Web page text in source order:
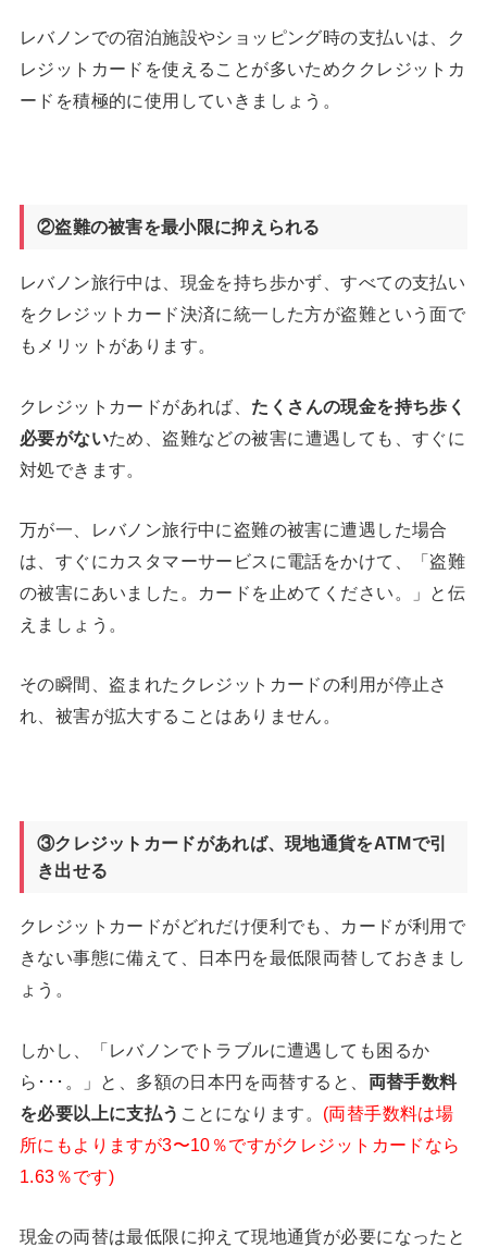
レバノンでの宿泊施設やショッピング時の支払いは、ク
レジットカードを使えることが多いためククレジットカ
ードを積極的に使用していきましょう。
②盗難の被害を最小限に抑えられる
レバノン旅行中は、現金を持ち歩かず、すべての支払い
をクレジットカード決済に統一した方が盗難という面で
もメリットがあります。
クレジットカードがあれば、 たくさんの現金を持ち歩く
必要がないため、盗難などの被害に遭遇しても、すぐに
対処できます。
万が一、レバノン旅行中に盗難の被害に遭遇した場合
は、すぐにカスタマーサービスに電話をかけて、「盗難
の被害にあいました。カードを止めてください。」と伝
えましょう。
その瞬間、盗まれたクレジットカードの利用が停止さ
れ、被害が拡大することはありません。
③クレジットカードがあれば、現地通貨をATMで引
き出せる
クレジットカードがどれだけ便利でも、カードが利用で
きない事態に備えて、日本円を最低限両替しておきまし
ょう。
しかし、「レバノンでトラブルに遭遇しても困るか
ら･･･。」と、多額の日本円を両替すると、 両替手数料
を必要以上に支払う ことになります。 (両替手数料は場
所にもよりますが3〜10％ですがクレジットカードなら
1.63％です)
現金の両替は最低限に抑えて現地通貨が必要になったと